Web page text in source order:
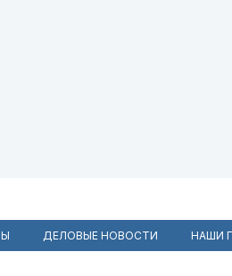
ДЕЛОВЫЕ НОВОСТИ НАШИ